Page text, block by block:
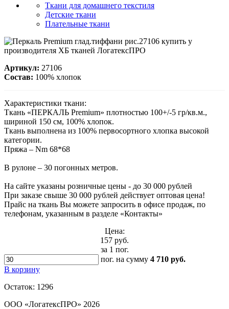
Ткани для домашнего текстиля
Детские ткани
Плательные ткани
Артикул: 27106
Состав: 100% хлопок
Характеристики ткани:
Ткань «ПЕРКАЛЬ Premium» плотностью 100+/-5 гр/кв.м.,
шириной 150 см, 100% хлопок.
Ткань выполнена из 100% первосортного хлопка высокой
категории.
Пряжа – Nm 68*68
В рулоне – 30 погонных метров.
На сайте указаны розничные цены - до 30 000 рублей
При заказе свыше 30 000 рублей действует оптовая цена!
Прайс на ткань Вы можете запросить в офисе продаж, по
телефонам, указанным в разделе «Контакты»
Цена:
157 руб.
за 1 пог.
пог. на сумму 4 710 руб.
В корзину
Остаток: 1296
ООО «ЛогатексПРО» 2026